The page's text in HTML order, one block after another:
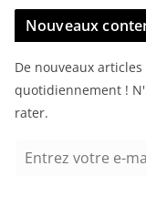
Nouveaux
De nouveaux
quotidiennement !
rater.